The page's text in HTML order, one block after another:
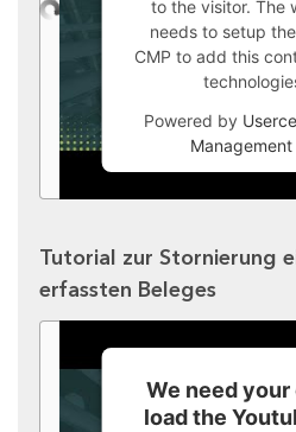
to the visitor. The
needs to setup
CMP to add this
Powered by
Tutorial zur Stornierung
erfassten Beleges
We need
load the